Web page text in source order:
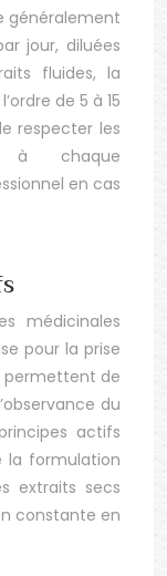
généralement
jour, diluées
fluides, la
de 5 à 15
respecter les
à chaque
en cas
médicinales
pour la prise
permettent de
du
actifs
la formulation
extraits secs
constante en